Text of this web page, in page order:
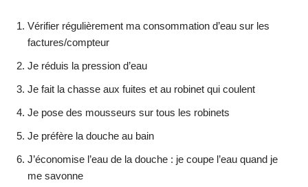
Vérifier régulièrement ma consommation d’eau sur les
factures/compteur
Je réduis la pression d’eau
Je fait la chasse aux fuites et au robinet qui coulent
Je pose des mousseurs sur tous les robinets
Je préfère la douche au bain
J’économise l’eau de la douche : je coupe l’eau quand je
me savonne